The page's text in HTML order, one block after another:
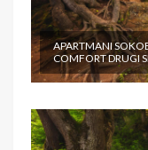
APARTMANI
COMFORT DRUGI